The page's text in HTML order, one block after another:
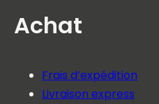
Achat
Frais d’expédition
Livraison express